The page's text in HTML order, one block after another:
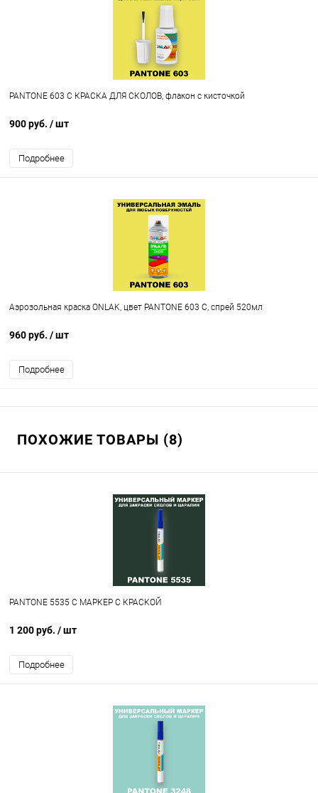
PANTONE 603 C КРАСКА ДЛЯ СКОЛОВ, флакон с кисточкой
900 руб. / шт
Подробнее
Аэрозольная краска ONLAK, цвет PANTONE 603 C, спрей 520мл
960 руб. / шт
Подробнее
ПОХОЖИЕ ТОВАРЫ (8)
PANTONE 5535 C МАРКЕР С КРАСКОЙ
1 200 руб. / шт
Подробнее